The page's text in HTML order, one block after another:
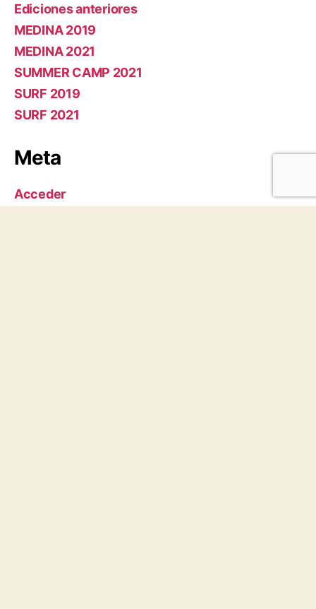
Ediciones anteriores
MEDINA 2019
MEDINA 2021
SUMMER CAMP 2021
SURF 2019
SURF 2021
Meta
Acceder